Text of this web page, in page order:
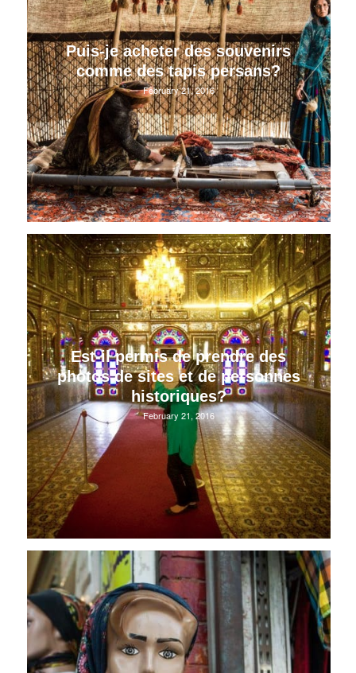
Puis-je acheter des souvenirs
comme des tapis persans?
February 21, 2016
Est-il permis de prendre des
photos de sites et de personnes
historiques?
February 21, 2016